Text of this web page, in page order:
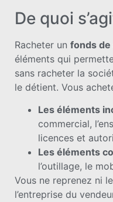
De quoi
Racheter un fonds
éléments qui
sans racheter la
le détient. Vous
Les éléments
commercial,
licences et
Les éléments
l’outillage, le
Vous ne reprenez ni
l’entreprise du